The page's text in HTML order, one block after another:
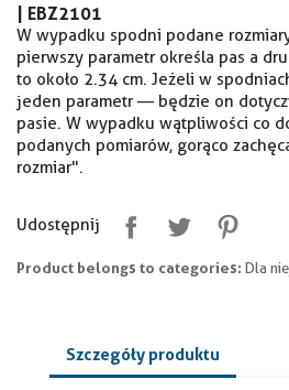
| EBZ2101
W wypadku spodni podane
pierwszy parametr określa pas a
to około 2.34 cm. Jeżeli w
jeden parametr — będzie on
pasie. W wypadku wątpliwości co
podanych pomiarów, gorąco
rozmiar".
Udostępnij
Product belongs to categories: Dla
Szczegóły produktu